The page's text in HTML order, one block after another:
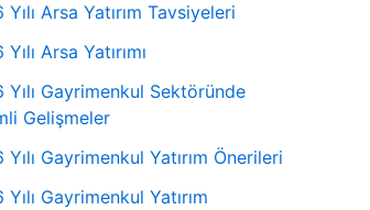
Arsa Yatırım Tavsiyeleri
Arsa Yatırımı
Yılı Gayrimenkul Sektöründe
Gelişmeler
Yılı Gayrimenkul Yatırım Önerileri
Gayrimenkul Yatırım